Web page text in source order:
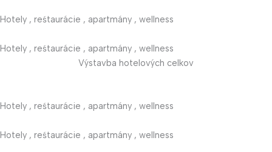
Hotely , reśtaurácie , apartmány , wellness
Hotely , reśtaurácie , apartmány , wellness
Výstavba hotelových celkov
Hotely , reśtaurácie , apartmány , wellness
Hotely , reśtaurácie , apartmány , wellness